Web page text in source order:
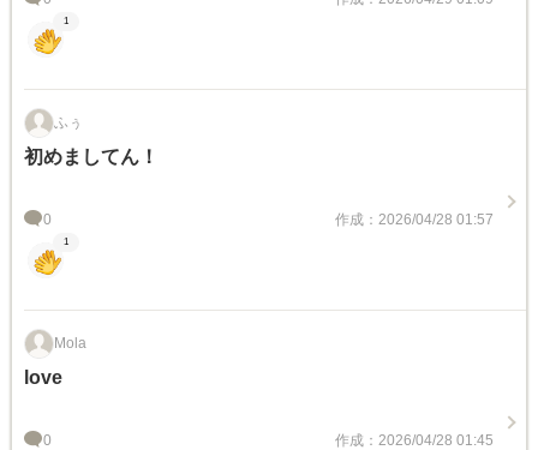
1
ふぅ
初めましてん！
0 作成：2026/04/28 01:57
1
Mola
love
0 作成：2026/04/28 01:45